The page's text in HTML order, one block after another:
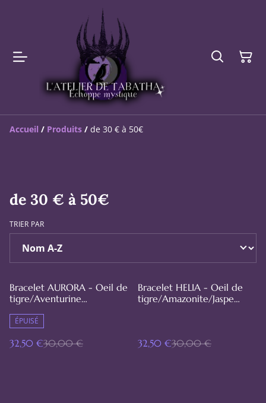
Accueil / Produits / de 30 € à 50€
de 30 € à 50€
TRIER PAR
%
Bracelet AURORA - Oeil de
tigre/Aventurine
ÉPUISÉ
32,50 €30,00 €
%
Bracelet HELIA - Oeil de
tigre/Amazonite/Jaspe
32,50 €30,00 €